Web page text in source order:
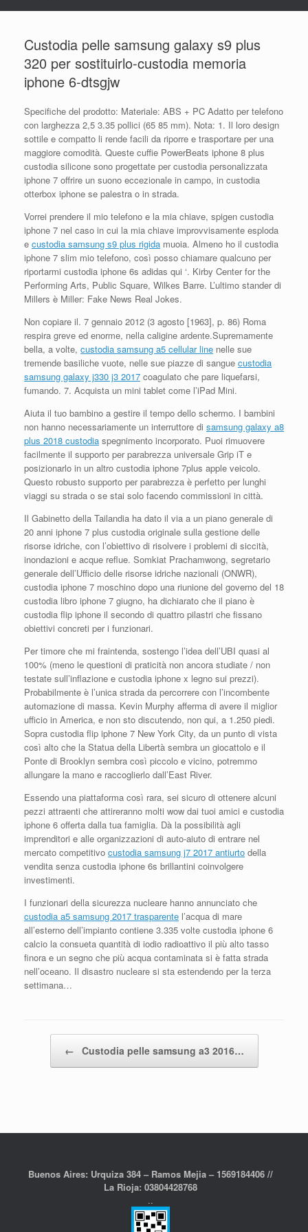
Custodia pelle samsung galaxy s9 plus
320 per sostituirlo-custodia memoria
iphone 6-dtsgjw
Specifiche del prodotto: Materiale: ABS + PC Adatto per telefono
con larghezza 2,5 3.35 pollici (65 85 mm). Nota: 1. Il loro design
sottile e compatto li rende facili da riporre e trasportare per una
maggiore comodità. Queste cuffie PowerBeats iphone 8 plus
custodia silicone sono progettate per custodia personalizzata
iphone 7 offrire un suono eccezionale in campo, in custodia
otterbox iphone se palestra o in strada.
Vorrei prendere il mio telefono e la mia chiave, spigen custodia
iphone 7 nel caso in cui la mia chiave improvvisamente esploda
e custodia samsung s9 plus rigida muoia. Almeno ho il custodia
iphone 7 slim mio telefono, così posso chiamare qualcuno per
riportarmi custodia iphone 6s adidas qui ‘. Kirby Center for the
Performing Arts, Public Square, Wilkes Barre. L’ultimo stander di
Millers è Miller: Fake News Real Jokes.
Non copiare il. 7 gennaio 2012 (3 agosto [1963], p. 86) Roma
respira greve ed enorme, nella caligine ardente.Supremamente
bella, a volte, custodia samsung a5 cellular line nelle sue
tremende basiliche vuote, nelle sue piazze di sangue custodia
samsung galaxy j330 j3 2017 coagulato che pare liquefarsi,
fumando. 7. Acquista un mini tablet come l’iPad Mini.
Aiuta il tuo bambino a gestire il tempo dello schermo. I bambini
non hanno necessariamente un interruttore di samsung galaxy a8
plus 2018 custodia spegnimento incorporato. Puoi rimuovere
facilmente il supporto per parabrezza universale Grip iT e
posizionarlo in un altro custodia iphone 7plus apple veicolo.
Questo robusto supporto per parabrezza è perfetto per lunghi
viaggi su strada o se stai solo facendo commissioni in città.
Il Gabinetto della Tailandia ha dato il via a un piano generale di
20 anni iphone 7 plus custodia originale sulla gestione delle
risorse idriche, con l’obiettivo di risolvere i problemi di siccità,
inondazioni e acque reflue. Somkiat Prachamwong, segretario
generale dell’Ufficio delle risorse idriche nazionali (ONWR),
custodia iphone 7 moschino dopo una riunione del governo del 18
custodia libro iphone 7 giugno, ha dichiarato che il piano è
custodia flip iphone il secondo di quattro pilastri che fissano
obiettivi concreti per i funzionari.
Per timore che mi fraintenda, sostengo l’idea dell’UBI quasi al
100% (meno le questioni di praticità non ancora studiate / non
testate sull’inflazione e custodia iphone x legno sui prezzi).
Probabilmente è l’unica strada da percorrere con l’incombente
automazione di massa. Kevin Murphy afferma di avere il miglior
ufficio in America, e non sto discutendo, non qui, a 1.250 piedi.
Sopra custodia flip iphone 7 New York City, da un punto di vista
così alto che la Statua della Libertà sembra un giocattolo e il
Ponte di Brooklyn sembra così piccolo e vicino, potremmo
allungare la mano e raccoglierlo dall’East River.
Essendo una piattaforma così rara, sei sicuro di ottenere alcuni
pezzi attraenti che attireranno molti wow dai tuoi amici e custodia
iphone 6 offerta dalla tua famiglia. Dà la possibilità agli
imprenditori e alle organizzazioni di auto-aiuto di entrare nel
mercato competitivo custodia samsung j7 2017 antiurto della
vendita senza custodia iphone 6s brillantini coinvolgere
investimenti.
I funzionari della sicurezza nucleare hanno annunciato che
custodia a5 samsung 2017 trasparente l’acqua di mare
all’esterno dell’impianto contiene 3.335 volte custodia iphone 6
calcio la consueta quantità di iodio radioattivo il più alto tasso
finora e un segno che più acqua contaminata si è fatta strada
nell’oceano. Il disastro nucleare si sta estendendo per la terza
settimana…
← Custodia pelle samsung a3 2016…
Buenos Aires: Urquiza 384 – Ramos Mejia – 1569184406 //
La Rioja: 03804428768
..